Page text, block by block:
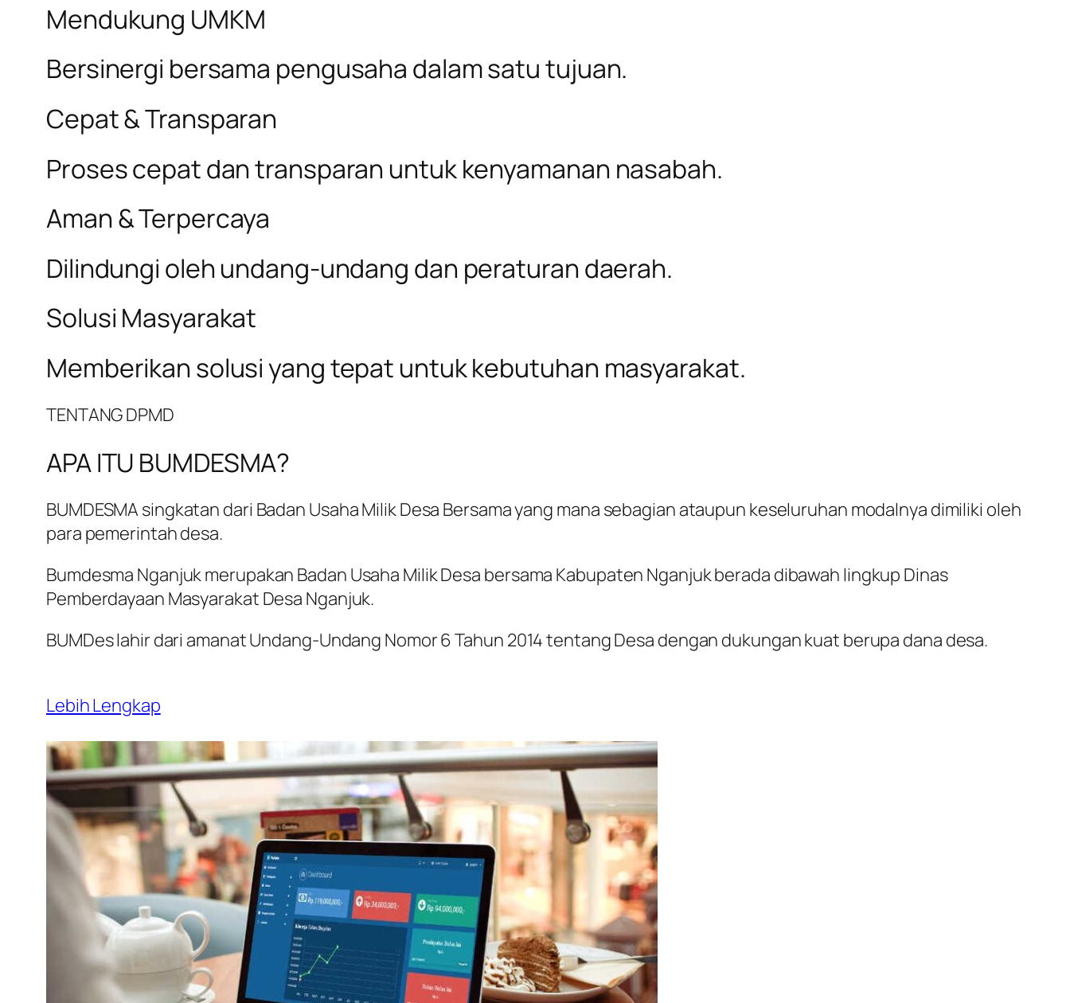
Mendukung UMKM
Bersinergi bersama pengusaha dalam satu tujuan.
Cepat & Transparan
Proses cepat dan transparan untuk kenyamanan nasabah.
Aman & Terpercaya
Dilindungi oleh undang-undang dan peraturan daerah.
Solusi Masyarakat
Memberikan solusi yang tepat untuk kebutuhan masyarakat.
TENTANG DPMD
APA ITU BUMDESMA?
BUMDESMA singkatan dari Badan Usaha Milik Desa Bersama yang mana sebagian ataupun keseluruhan modalnya dimiliki oleh
para pemerintah desa.
Bumdesma Nganjuk merupakan Badan Usaha Milik Desa bersama Kabupaten Nganjuk berada dibawah lingkup Dinas
Pemberdayaan Masyarakat Desa Nganjuk.
BUMDes lahir dari amanat Undang-Undang Nomor 6 Tahun 2014 tentang Desa dengan dukungan kuat berupa dana desa.
Lebih Lengkap